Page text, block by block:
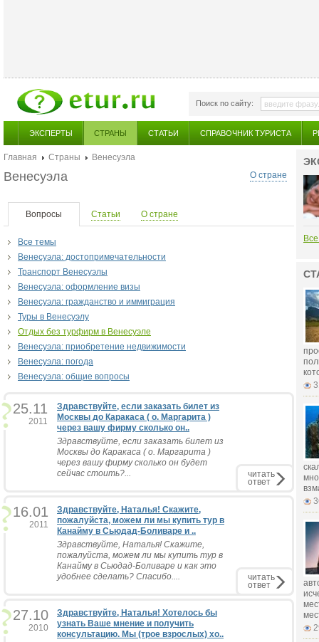
Поиск по сайту:
ЭКСПЕРТЫ СТРАНЫ СТАТЬИ СПРАВОЧНИК ТУРИСТА
Главная Страны
Венесуэла
О стране
Венесуэла
Вопросы Статьи О стране
Все темы
Венесуэла: достопримечательности
Транспорт Венесуэлы
Венесуэла: оформление визы
Венесуэла: гражданство и иммиграция
Туры в Венесуэлу
Отдых без турфирм в Венесуэле
Венесуэла: приобретение недвижимости
Венесуэла: погода
Венесуэла: общие вопросы
25.11
2011
Здравствуйте, если заказать билет из
Москвы до Каракаса ( о. Маргарита )
через вашу фирму сколько он..
Здравствуйте, если заказать билет из
Москвы до Каракаса ( о. Маргарита )
через вашу фирму сколько он будет
сейчас стоить?...
читать
ответ
16.01
2011
Здравствуйте, Наталья! Скажите,
пожалуйста, можем ли мы купить тур в
Канайму в Сьюдад-Боливаре и ..
Здравствуйте, Наталья! Скажите,
пожалуйста, можем ли мы купить тур в
Канайму в Сьюдад-Боливаре и как это
удобнее сделать? Спасибо....
читать
ответ
27.10
2010
Здравствуйте, Наталья! Хотелось бы
узнать Ваше мнение и получить
консультацию. Мы (трое взрослых) хо..